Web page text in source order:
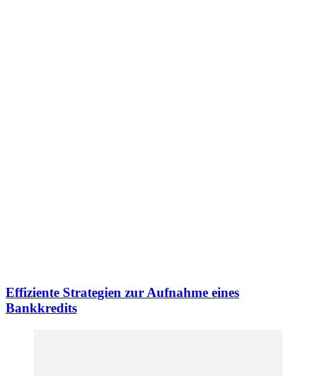
Effiziente Strategien zur Aufnahme eines
Bankkredits